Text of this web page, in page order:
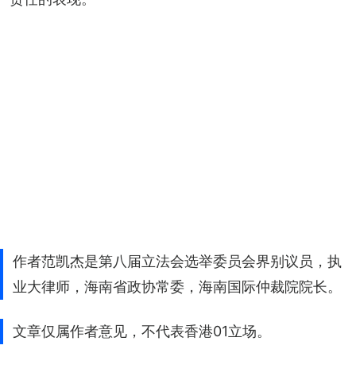
作者范凯杰是第八届立法会选举委员会界别议员，执
业大律师，海南省政协常委，海南国际仲裁院院长。
文章仅属作者意见，不代表香港01立场。